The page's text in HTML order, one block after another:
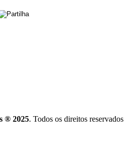
® 2025. Todos os direitos reservados